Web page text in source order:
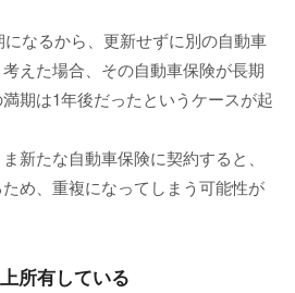
なるから、更新せずに別の自動車
えた場合、その自動車保険が長期
期は1年後だったというケースが起
新たな自動車保険に契約すると、
め、重複になってしまう可能性が
所有している